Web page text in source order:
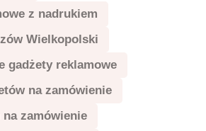
z nadrukiem
Wielkopolski
gadżety reklamowe
na zamówienie
zamówienie